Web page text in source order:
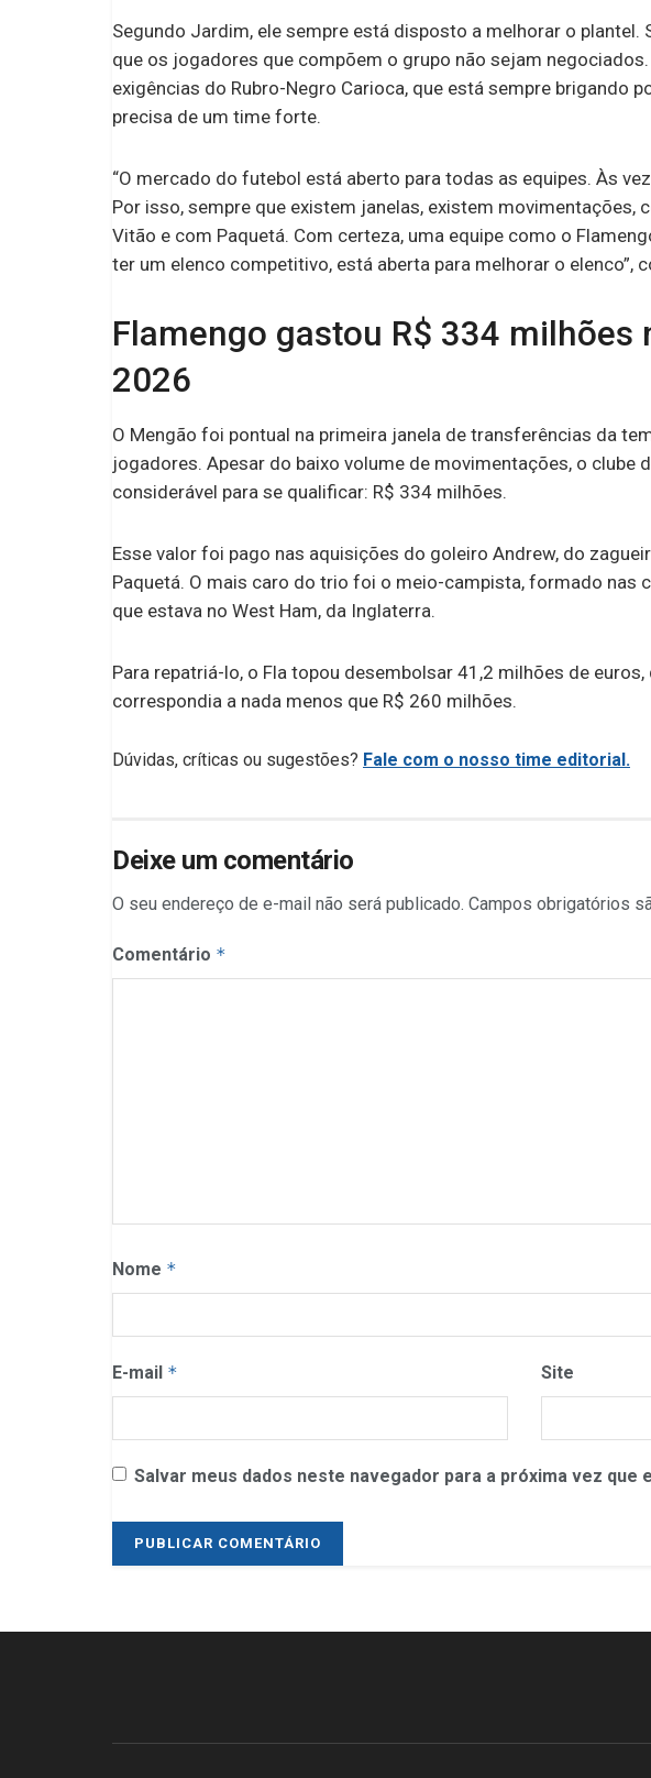
Segundo Jardim, ele sempre está disposto a melhorar o plantel.
que os jogadores que compõem o grupo não sejam
exigências do Rubro-Negro Carioca, que está sempre brigando
precisa de um time forte.
“O mercado do futebol está aberto para todas as equipes. Às
Por isso, sempre que existem janelas, existem movimentações,
Vitão e com Paquetá. Com certeza, uma equipe como o
ter um elenco competitivo, está aberta para melhorar o elenco”,
Flamengo gastou R$ 334 milhões
2026
O Mengão foi pontual na primeira janela de transferências da
jogadores. Apesar do baixo volume de movimentações, o clube
considerável para se qualificar: R$ 334 milhões.
Esse valor foi pago nas aquisições do goleiro Andrew, do
Paquetá. O mais caro do trio foi o meio-campista, formado nas
que estava no West Ham, da Inglaterra.
Para repatriá-lo, o Fla topou desembolsar 41,2 milhões de
correspondia a nada menos que R$ 260 milhões.
Dúvidas, críticas ou sugestões? Fale com o nosso time editorial.
Deixe um comentário
O seu endereço de e-mail não será publicado. Campos obrigatórios
Comentário *
Nome *
E-mail * Site
Salvar meus dados neste navegador para a próxima vez que